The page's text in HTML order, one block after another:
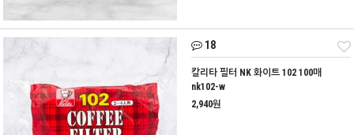
18
칼리타 필터 NK 화이트 102 100매
nk102-w
2,940원